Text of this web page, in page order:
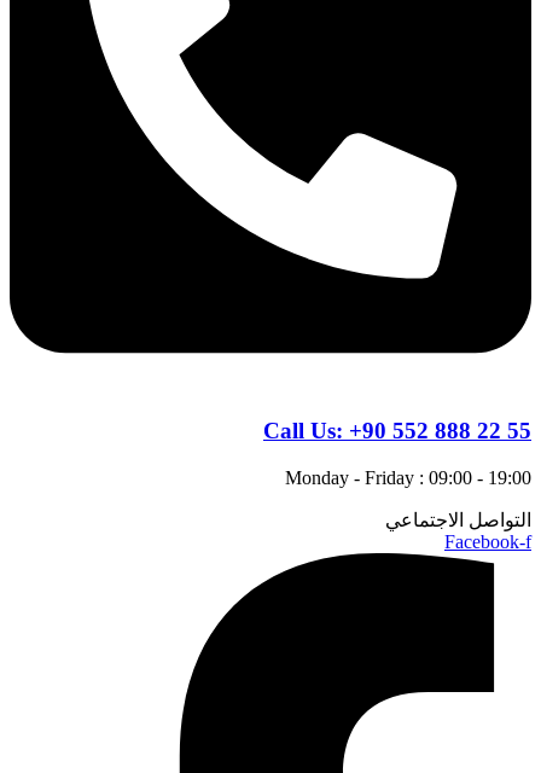
Call Us: +90 552 888 22 55
Monday - Friday : 09:00 - 19:00
التواصل الاجتماعي
Facebook-f